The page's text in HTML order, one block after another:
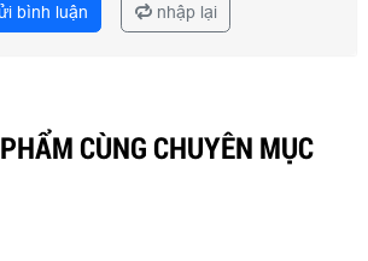
bình luận nhập lại
CÙNG CHUYÊN MỤC